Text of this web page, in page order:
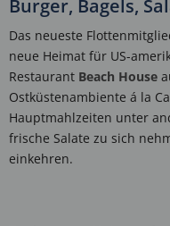
Burger, Bagels,
Das neueste
neue Heimat für US-
Restaurant Beach House
Ostküstenambiente á la
Hauptmahlzeiten unter
frische Salate zu sich
einkehren.